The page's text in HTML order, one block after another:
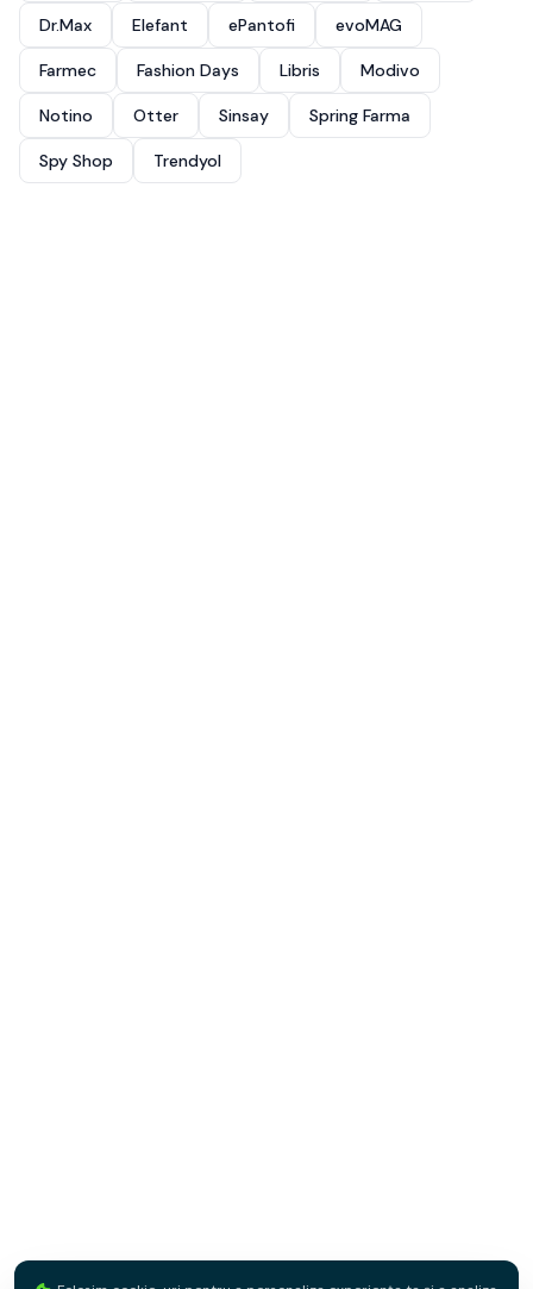
Dr.Max Elefant ePantofi evoMAG
Farmec Fashion Days Libris Modivo
Notino Otter Sinsay Spring Farma
Spy Shop Trendyol